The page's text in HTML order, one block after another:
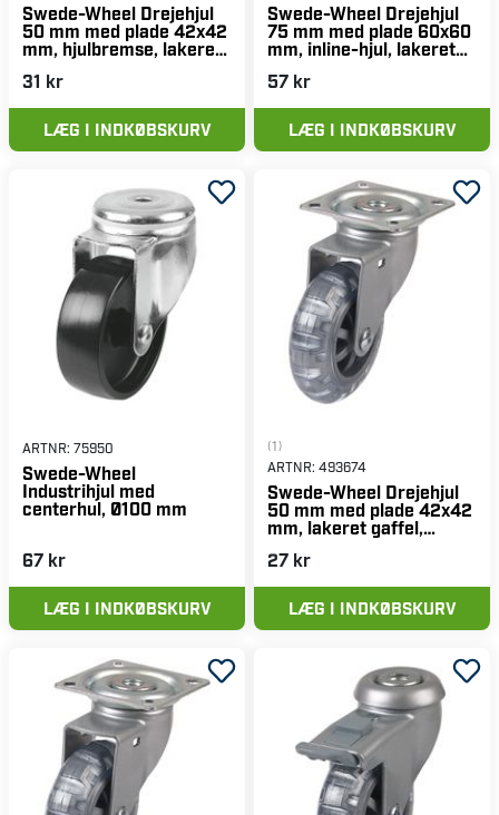
Swede-Wheel Drejehjul
50 mm med plade 42x42
mm, hjulbremse, lakeret
gaffel, inline-hjul
31 kr
LÆG I INDKØBSKURV
Swede-Wheel Drejehjul
75 mm med plade 60x60
mm, inline-hjul, lakeret
gaffel, totalbremse
57 kr
LÆG I INDKØBSKURV
ARTNR: 75950
Swede-Wheel
Industrihjul med
centerhul, Ø100 mm
67 kr
LÆG I INDKØBSKURV
(1)
ARTNR: 493674
Swede-Wheel Drejehjul
50 mm med plade 42x42
mm, lakeret gaffel,
27 kr
LÆG I INDKØBSKURV